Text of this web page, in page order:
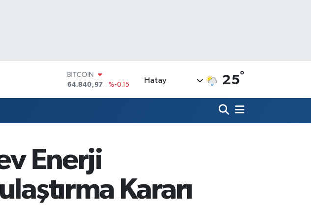
DOLAR
47,7436
%0.18
64,4811
%0.38
BİST100
13.779
BITCOIN
64.840,97
%-0.15
Hatay 25°
Enerji
Kararı